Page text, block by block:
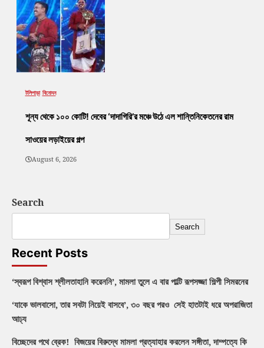
টলিপাড়া বিনোদন
শূন্য থেকে ১০০ কোটি! দেবের ‘দাদাগিরি’র মঞ্চে উঠে এল শান্তিনিকেতনের রাম
সাওয়ের লড়াইয়ের গল্প
August 6, 2026
Search
Search
Recent Posts
‘স্বরূপ বিশ্বাস শ্লীলতাহানি করেননি’, মামলা তুলে এ বার পাল্টি রূপসজ্জা শিল্পী সিমরনের
‘যাকে ভালবাসো, তার সবটা নিয়েই বাসবে’, ৩০ বছর পরও সেই হাতটাই ধরে অপরাজিতা
আঢ্য
বিচ্ছেদের পথে ব্রেক! বিজয়ের বিরুদ্ধে মামলা প্রত্যাহার করলেন সঙ্গীতা, দাম্পত্যে কি